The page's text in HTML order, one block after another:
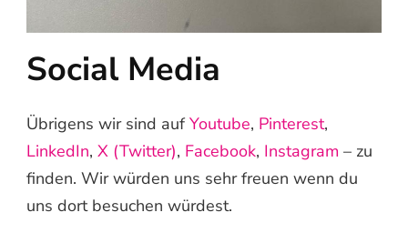
Social Media
Übrigens wir sind auf Youtube, Pinterest,
LinkedIn, X (Twitter), Facebook, Instagram – zu
finden. Wir würden uns sehr freuen wenn du
uns dort besuchen würdest.